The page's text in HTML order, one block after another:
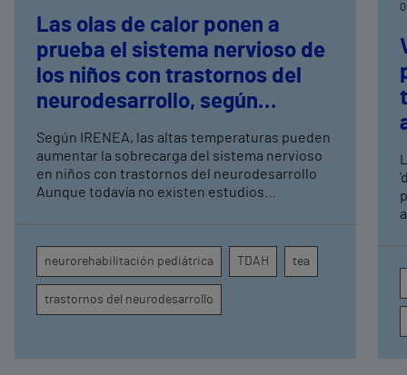
Las olas de calor ponen a
prueba el sistema nervioso de
los niños con trastornos del
neurodesarrollo, según
neurorrehabilitación
pediátrica de Vithas
Según IRENEA, las altas temperaturas pueden
aumentar la sobrecarga del sistema nervioso
en niños con trastornos del neurodesarrollo
Aunque todavía no existen estudios
atención, la regulación emocional y la
conducta
neurorehabilitación pediátrica TDAH tea
trastornos del neurodesarrollo